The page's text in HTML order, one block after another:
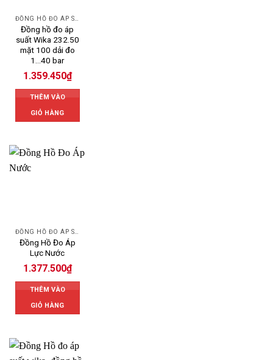
Đồng hồ đo áp
suất Wika 232.50
mặt 100 dải đo
1…40 bar
1.359.450₫
THÊM VÀO
GIỎ HÀNG
ĐỒNG HỒ ĐO ÁP SUẤT
Đồng Hồ Đo Áp
Lực Nước
1.377.500₫
THÊM VÀO
GIỎ HÀNG